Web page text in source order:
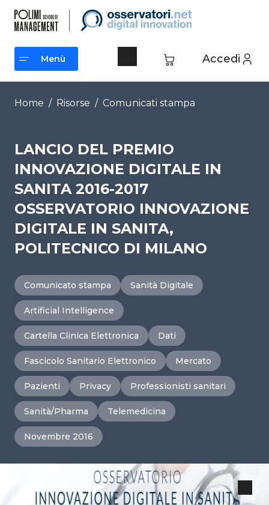
contenuto
Accedi
Menù
Menù
Home / Risorse / Comunicati stampa
LANCIO DEL PREMIO
INNOVAZIONE DIGITALE IN
SANITA 2016-2017
OSSERVATORIO INNOVAZIONE
DIGITALE IN SANITA,
POLITECNICO DI MILANO
Comunicato stampa Sanità Digitale
Artificial Intelligence
Cartella Clinica Elettronica Dati
Fascicolo Sanitario Elettronico Mercato
Pazienti Privacy Professionisti sanitari
Sanità/Pharma Telemedicina
Novembre 2016